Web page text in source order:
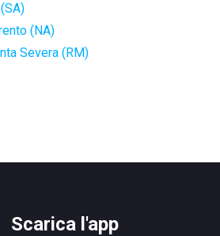
(NA)
Severa (RM)
Scarica l'app